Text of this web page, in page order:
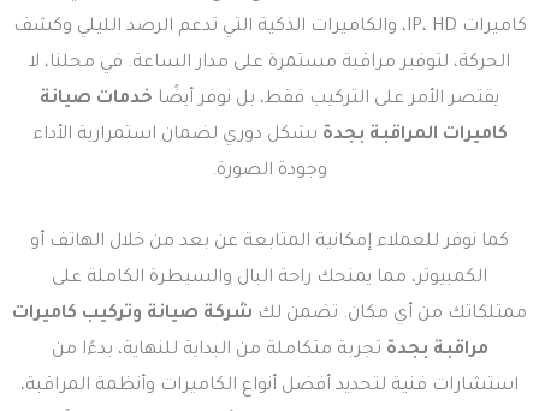
كاميرات IP، HD، والكاميرات الذكية التي تدعم الرصد الليلي وكشف
الحركة، لتوفير مراقبة مستمرة على مدار الساعة. في محلنا، لا
يقتصر الأمر على التركيب فقط، بل نوفر أيضًا خدمات صيانة
كاميرات المراقبة بجدة بشكل دوري لضمان استمرارية الأداء
وجودة الصورة.
كما نوفر للعملاء إمكانية المتابعة عن بعد من خلال الهاتف أو
الكمبيوتر، مما يمنحك راحة البال والسيطرة الكاملة على
ممتلكاتك من أي مكان. تضمن لك شركة صيانة وتركيب كاميرات
مراقبة بجدة تجربة متكاملة من البداية للنهاية، بدءًا من
استشارات فنية لتحديد أفضل أنواع الكاميرات وأنظمة المراقبة،